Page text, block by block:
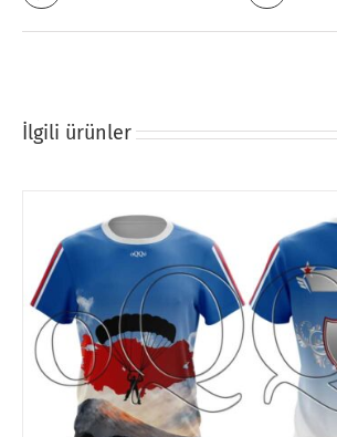
İlgili ürünler